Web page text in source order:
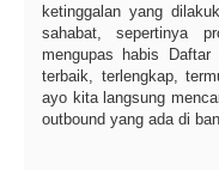
ketinggalan yang
sahabat, sepertinya
mengupas habis
terbaik, terlengkap,
ayo kita langsung
outbound yang ada di